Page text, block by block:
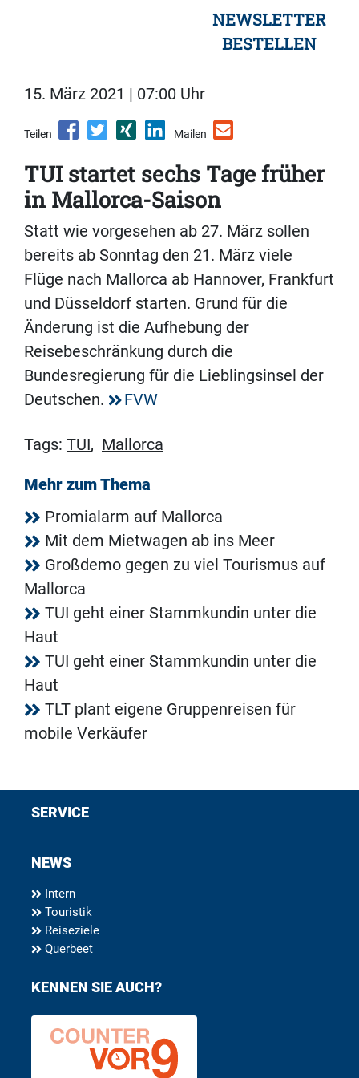
NEWSLETTER
BESTELLEN
15. März 2021 | 07:00 Uhr
Teilen Mailen
TUI startet sechs Tage früher
in Mallorca-Saison
Statt wie vorgesehen ab 27. März sollen
bereits ab Sonntag den 21. März viele
Flüge nach Mallorca ab Hannover, Frankfurt
und Düsseldorf starten. Grund für die
Änderung ist die Aufhebung der
Reisebeschränkung durch die
Bundesregierung für die Lieblingsinsel der
Deutschen.
FVW
Tags: TUI, Mallorca
Mehr zum Thema
Promialarm auf Mallorca
Mit dem Mietwagen ab ins Meer
Großdemo gegen zu viel Tourismus auf
Mallorca
TUI geht einer Stammkundin unter die
Haut
TUI geht einer Stammkundin unter die
Haut
TLT plant eigene Gruppenreisen für
mobile Verkäufer
SERVICE
NEWS
Intern
Touristik
Reiseziele
Querbeet
KENNEN SIE AUCH?